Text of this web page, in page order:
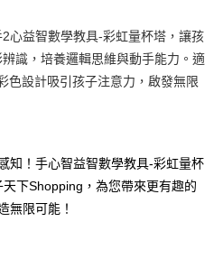
訂單成立後會自動跳轉到大哥付的交易
的期數、繳款截止日，確認付款後即完
額請依後續交易確認頁面所載為準。
交易或遇審核未通過，訂單將自動取
，表示未達大哥付你分期系統評分，恕無
付你分期」於每月結算日後寄送繳費提
「超商條碼／台灣大直營門市／銀行轉
通路繳費。
卡、不需儲值。
，即可結帳。
付款。
付」後，將跳轉至「AFTEE先享後付」
後，即可完成結帳。
通知簡訊。
擊此簡訊中的連結，可透過四大超商／
)免運費
心益智數學教具-彩虹量杯塔，讓孩
識，培養邏輯思維與動手能力。適
色設計吸引孩子注意力，啟發無限
知！手心智益智數學教具-彩虹量杯
下Shopping，為您帶來更有趣的
無限可能！